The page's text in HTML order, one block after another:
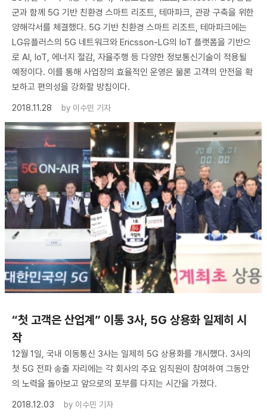
군과 함께 5G 기반 친환경 스마트 리조트, 테마파크, 관광 구축을 위한
양해각서를 체결했다. 5G 기반 친환경 스마트 리조트, 테마파크에는
LG유플러스의 5G 네트워크와 Ericsson-LG의 IoT 플랫폼을 기반으
로 AI, IoT, 에너지 절감, 자율주행 등 다양한 정보통신기술이 적용될
예정이다. 이를 통해 사업장의 효율적인 운영은 물론 고객의 안전을 확
보하고 편의성을 강화할 방침이다.
2018.11.28
by 이수민 기자
“첫 고객은 산업계” 이통 3사, 5G 상용화 일제히 시
작
12월 1일, 국내 이동통신 3사는 일제히 5G 상용화를 개시했다. 3사의
첫 5G 전파 송출 자리에는 각 회사의 주요 임직원이 참여하여 그동안
의 노력을 돌아보고 앞으로의 포부를 다지는 시간을 가졌다.
2018.12.03
by 이수민 기자